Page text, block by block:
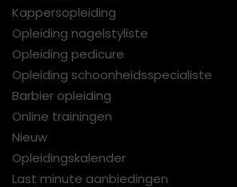
Kappersopleiding
Opleiding nagelstyliste
Opleiding pedicure
Opleiding schoonheidsspecialiste
Barbier opleiding
Online trainingen
Nieuw
Opleidingskalender
Last minute aanbiedingen